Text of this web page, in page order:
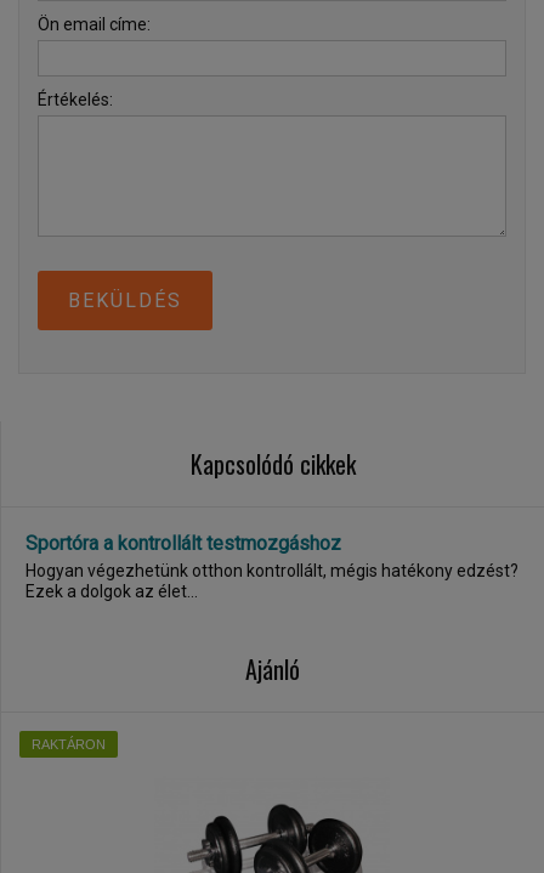
Ön email címe:
Értékelés:
BEKÜLDÉS
Kapcsolódó cikkek
Sportóra a kontrollált testmozgáshoz
Hogyan végezhetünk otthon kontrollált, mégis hatékony edzést?
Ezek a dolgok az élet...
Ajánló
RAKTÁRON